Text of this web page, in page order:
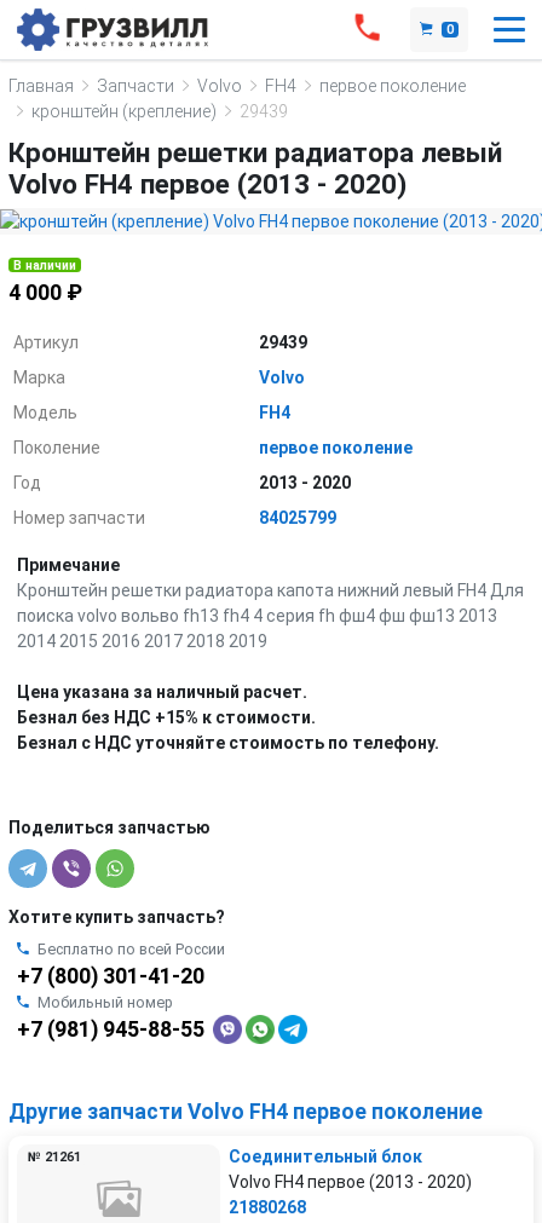
0
Главная Запчасти Volvo FH4
первое поколение
кронштейн (крепление)
29439
Кронштейн решетки радиатора левый
Volvo FH4 первое (2013 - 2020)
В наличии
4 000 ₽
Артикул
29439
Марка
Volvo
Модель
FH4
Поколение
первое поколение
Год
2013 - 2020
Номер запчасти
84025799
Примечание
Кронштейн решетки радиатора капота нижний левый FH4 Для
поиска volvo вольво fh13 fh4 4 серия fh фш4 фш фш13 2013
2014 2015 2016 2017 2018 2019
Цена указана за наличный расчет.
Безнал без НДС +15% к стоимости.
Безнал с НДС уточняйте стоимость по телефону.
Поделиться запчастью
Хотите купить запчасть?
Бесплатно по всей России
+7 (800) 301-41-20
Мобильный номер
+7 (981) 945-88-55
Другие запчасти Volvo FH4 первое поколение
№ 21261
Соединительный блок
Volvo FH4 первое (2013 - 2020)
21880268